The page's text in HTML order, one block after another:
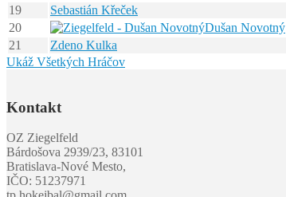
19
Sebastián Křeček
20
Dušan Novotný
21
Zdeno Kulka
Ukáž Všetkých Hráčov
Kontakt
OZ Ziegelfeld
Bárdošova 2939/23, 83101
Bratislava-Nové Mesto,
IČO: 51237971